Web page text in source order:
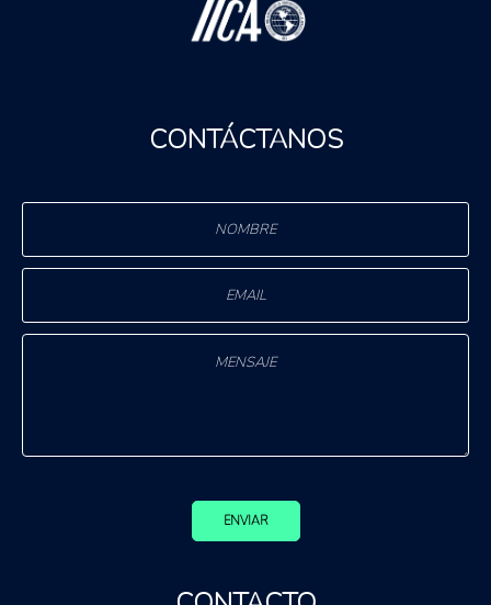
CONTÁCTANOS
ENVIAR